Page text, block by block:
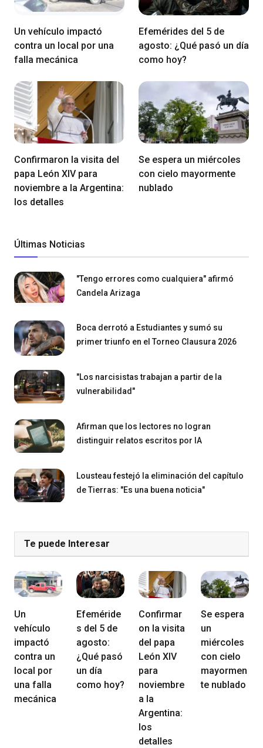
Un vehículo impactó
contra un local por una
falla mecánica
Efemérides del 5 de
agosto: ¿Qué pasó un día
como hoy?
Confirmaron la visita del
papa León XIV para
noviembre a la Argentina:
los detalles
Se espera un miércoles
con cielo mayormente
nublado
Últimas Noticias
"Tengo errores como cualquiera" afirmó
Candela Arizaga
Boca derrotó a Estudiantes y sumó su
primer triunfo en el Torneo Clausura 2026
"Los narcisistas trabajan a partir de la
vulnerabilidad"
Afirman que los lectores no logran
distinguir relatos escritos por IA
Lousteau festejó la eliminación del capítulo
de Tierras: "Es una buena noticia"
Te puede Interesar
Un
vehículo
impactó
contra un
local por
una falla
mecánica
Efeméride
s del 5 de
agosto:
¿Qué pasó
un día
como hoy?
Confirmar
on la visita
del papa
León XIV
para
noviembre
a la
Argentina:
los
detalles
Se espera
un
miércoles
con cielo
mayormen
te nublado